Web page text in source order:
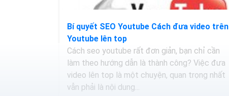
Bí quyết SEO Youtube Cách đưa video trên
Youtube lên top
Cách seo youtube rất đơn giản, bạn chỉ cần
làm theo hướng dẫn là thành công? Việc đưa
video lên top là một chuyện, quan trọng nhất
vẫn phải là nội dung...